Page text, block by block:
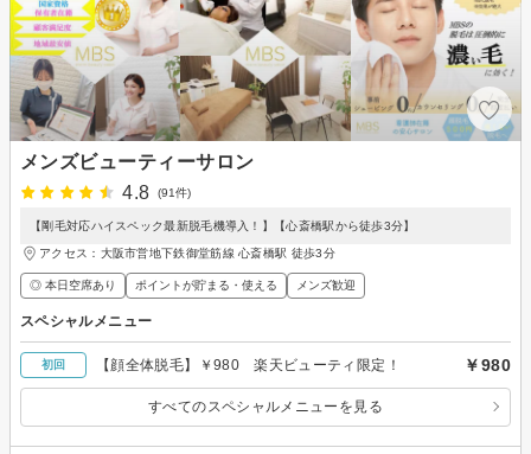
メンズビューティーサロン
4.8
(91件)
【剛毛対応ハイスペック最新脱毛機導入！】【心斎橋駅から徒歩3分】
アクセス：大阪市営地下鉄御堂筋線 心斎橋駅 徒歩3分
◎ 本日空席あり ポイントが貯まる・使える メンズ歓迎
スペシャルメニュー
初回 【顔全体脱毛】￥980 楽天ビューティ限定！ ￥980
すべてのスペシャルメニューを見る